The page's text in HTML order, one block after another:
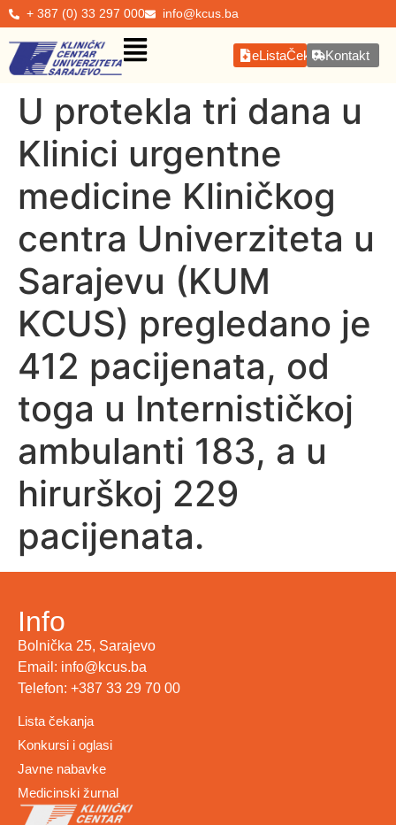
+ 387 (0) 33 297 000 info@kcus.ba
eListaČekanjaKontakt
U protekla tri dana u
Klinici urgentne
medicine Kliničkog
centra Univerziteta u
Sarajevu (KUM
KCUS) pregledano je
412 pacijenata, od
toga u Internističkoj
ambulanti 183, a u
hirurškoj 229
pacijenata.
Info
Bolnička 25, Sarajevo
Email: info@kcus.ba
Telefon: +387 33 29 70 00
Lista čekanja
Konkursi i oglasi
Javne nabavke
Medicinski žurnal